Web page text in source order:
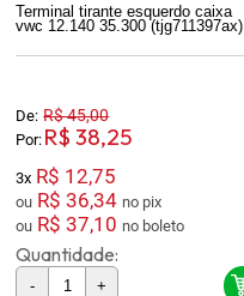
Terminal tirante esquerdo caixa
vwc 12.140 35.300 (tjg711397ax)
De: R$ 45,00
Por: R$ 38,25
3x R$ 12,75
ou R$ 36,34
no pix
ou R$ 37,10 no boleto
Quantidade:
- +